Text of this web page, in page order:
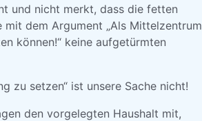
und nicht merkt, dass die fetten
dem Argument „Als Mittelzentrum
können!“ keine aufgetürmten
zu setzen“ ist unsere Sache nicht!
den vorgelegten Haushalt mit,